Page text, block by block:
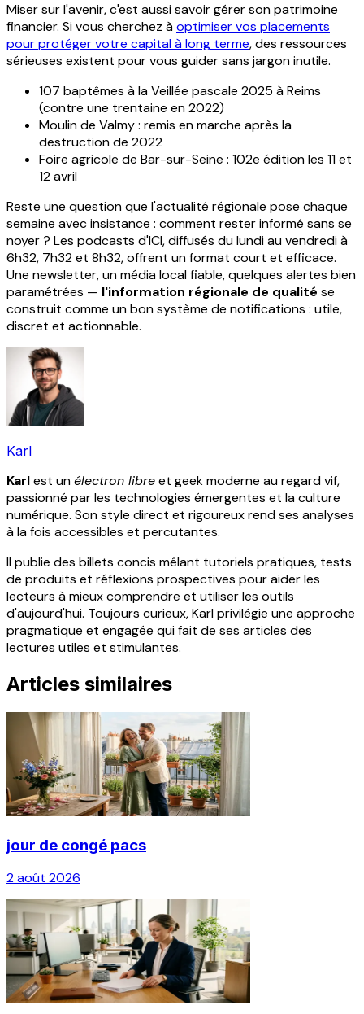
Miser sur l'avenir, c'est aussi savoir gérer son patrimoine
financier. Si vous cherchez àoptimiser vos placements
pour protéger votre capital à long terme, des ressources
sérieuses existent pour vous guider sans jargon inutile.
107 baptêmes à la Veillée pascale 2025 à Reims
(contre une trentaine en 2022)
Moulin de Valmy : remis en marche après la
destruction de 2022
Foire agricole de Bar-sur-Seine : 102e édition les 11 et
12 avril
Reste une question que l'actualité régionale pose chaque
semaine avec insistance : comment rester informé sans se
noyer ? Les podcasts d'ICI, diffusés du lundi au vendredi à
6h32, 7h32 et 8h32, offrent un format court et efficace.
Une newsletter, un média local fiable, quelques alertes bien
paramétrées — l'information régionale de qualité se
construit comme un bon système de notifications : utile,
discret et actionnable.
Karl
Karlest unélectron libreet geek moderne au regard vif,
passionné par les technologies émergentes et la culture
numérique. Son style direct et rigoureux rend ses analyses
à la fois accessibles et percutantes.
Il publie des billets concis mêlant tutoriels pratiques, tests
de produits et réflexions prospectives pour aider les
lecteurs à mieux comprendre et utiliser les outils
d'aujourd'hui. Toujours curieux, Karl privilégie une approche
pragmatique et engagée qui fait de ses articles des
lectures utiles et stimulantes.
Articles similaires
jour de congé pacs
2 août 2026